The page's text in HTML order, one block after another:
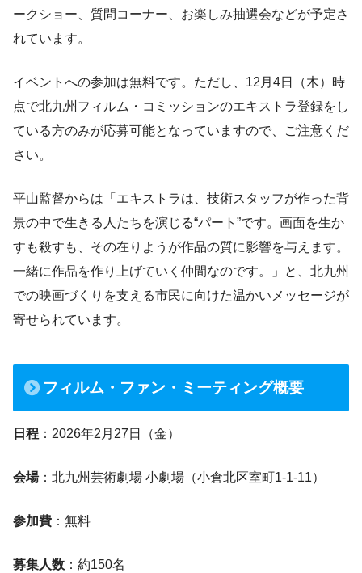
ークショー、質問コーナー、お楽しみ抽選会などが予定さ
れています。
イベントへの参加は無料です。ただし、12月4日（木）時
点で北九州フィルム・コミッションのエキストラ登録をし
ている方のみが応募可能となっていますので、ご注意くだ
さい。
平山監督からは「エキストラは、技術スタッフが作った背
景の中で生きる人たちを演じる“パート”です。画面を生か
すも殺すも、その在りようが作品の質に影響を与えます。
一緒に作品を作り上げていく仲間なのです。」と、北九州
での映画づくりを支える市民に向けた温かいメッセージが
寄せられています。
フィルム・ファン・ミーティング概要
日程 ：2026年2月27日（金）
会場：北九州芸術劇場 小劇場（小倉北区室町1-1-11）
参加費 ：無料
募集人数 ：約150名